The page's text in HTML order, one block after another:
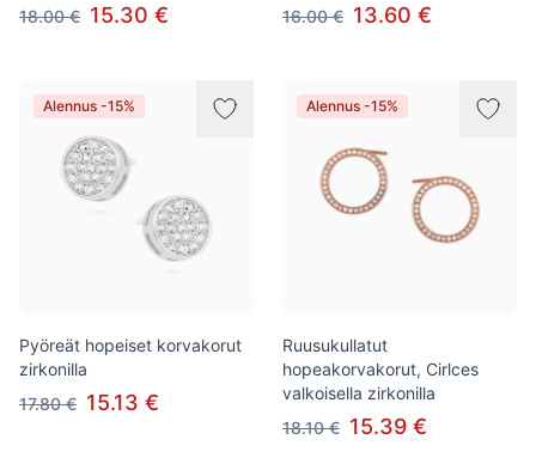
18.00 € 15.30 €
16.00 € 13.60 €
Alennus -15%
Pyöreät hopeiset korvakorut
zirkonilla
17.80 € 15.13 €
Alennus -15%
Ruusukullatut
hopeakorvakorut, Cirlces
valkoisella zirkonilla
18.10 € 15.39 €